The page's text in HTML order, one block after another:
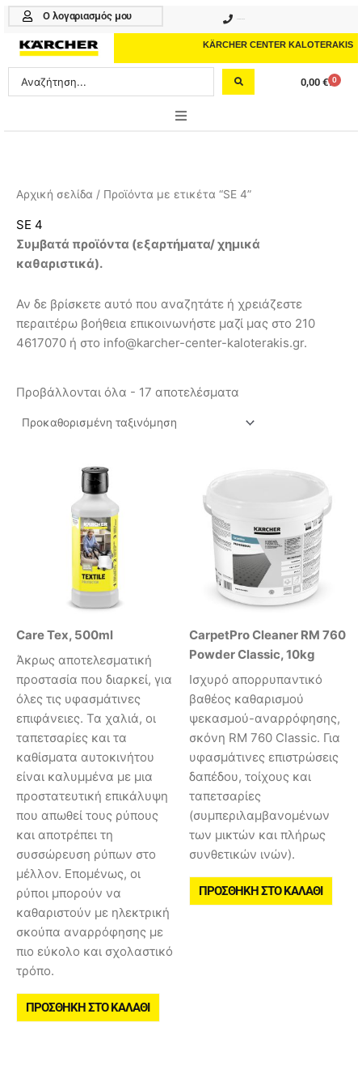
Μετάβαση
περιεχόμενο
Ο λογαριασμός μου
KÄRCHER CENTER KALOTERAKIS
Search
...
0,00 € 0
Cart
PROFESSIONAL
ΑΞΕΣΟΥΑΡ
ΥΠΗΡΕΣΙΕΣ-ΝΕΑ-ΛΥΣΕΙΣ
Αρχική σελίδα / Προϊόντα με ετικέτα “SE 4”
SE 4
Συμβατά προϊόντα (εξαρτήματα/ χημικά
καθαριστικά).
Αν δε βρίσκετε αυτό που αναζητάτε ή χρειάζεστε
περαιτέρω βοήθεια επικοινωνήστε μαζί μας στο 210
4617070 ή στο info@karcher-center-kaloterakis.gr.
Προβάλλονται όλα - 17 αποτελέσματα
Care Tex, 500ml
Άκρως αποτελεσματική
προστασία που διαρκεί, για
όλες τις υφασμάτινες
επιφάνειες. Τα χαλιά, οι
ταπετσαρίες και τα
καθίσματα αυτοκινήτου
είναι καλυμμένα με μια
προστατευτική επικάλυψη
που απωθεί τους ρύπους
και αποτρέπει τη
συσσώρευση ρύπων στο
μέλλον. Επομένως, οι
ρύποι μπορούν να
καθαριστούν με ηλεκτρική
σκούπα αναρρόφησης με
πιο εύκολο και σχολαστικό
τρόπο.
ΠΡΟΣΘΉΚΗ ΣΤΟ ΚΑΛΆΘΙ
CarpetPro Cleaner RM 760
Powder Classic, 10kg
Ισχυρό απορρυπαντικό
βαθέος καθαρισμού
ψεκασμού-αναρρόφησης,
σκόνη RM 760 Classic. Για
υφασμάτινες επιστρώσεις
δαπέδου, τοίχους και
ταπετσαρίες
(συμπεριλαμβανομένων
των μικτών και πλήρως
συνθετικών ινών).
ΠΡΟΣΘΉΚΗ ΣΤΟ ΚΑΛΆΘΙ